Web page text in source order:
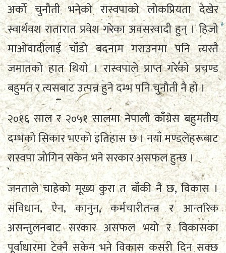
अर्को चुनौती भनेको रास्वपाको लोकप्रियता देखेर
स्वार्थवश रातारात प्रवेश गरेका अवसरवादी हुन् । हिजो
माओवादीलाई चाँडो बदनाम गराउनमा पनि त्यस्तै
जमातको हात थियो । रास्वपाले प्राप्त गरेको प्रचण्ड
बहुमत र त्यसबाट उत्पन्न हुने दम्भ पनि चुनौती नै हो ।
२०१६ साल र २०५१ सालमा नेपाली काँग्रेस बहुमतीय
दम्भको सिकार भएको इतिहास छ । नयाँ मण्डलेहरूबाट
रास्वपा जोगिन सकेन भने सरकार असफल हुन्छ ।
जनताले चाहेको मूख्य कुरा त बाँकी नै छ, विकास ।
संविधान, ऐन, कानुन, कर्मचारीतन्त्र र आन्तरिक
असन्तुलनबाट सरकार असफल भयो र विकासका
पूर्वाधारमा टेक्नै सकेन भने विकास कसरी दिन सक्छ